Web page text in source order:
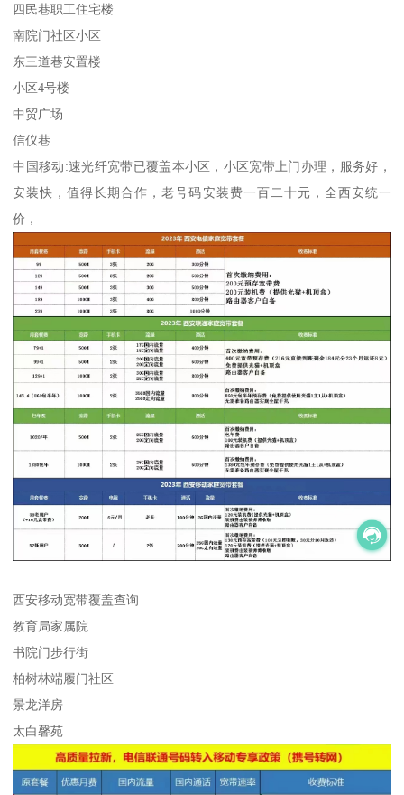
四民巷职工住宅楼
南院门社区小区
东三道巷安置楼
小区4号楼
中贸广场
信仪巷
中国移动:速光纤宽带已覆盖本小区，小区宽带上门办理，服务好，
安装快，值得长期合作，老号码安装费一百二十元，全西安统一
价，
西安移动宽带覆盖查询
教育局家属院
书院门步行街
柏树林端履门社区
景龙洋房
太白馨苑